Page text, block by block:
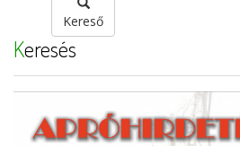
Kereső
Keresés